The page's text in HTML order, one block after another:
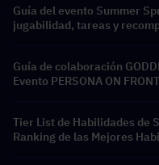
Guía del evento Summer
jugabilidad, tareas y
Guía de colaboración
Evento PERSONA ON
Tier List de Habilidades de
Ranking de las Mejores